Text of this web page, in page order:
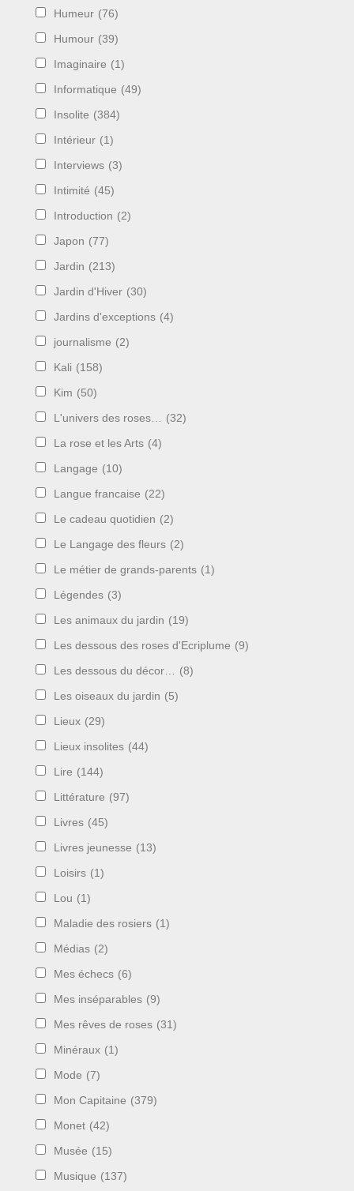
Humeur (76)
Humour (39)
Imaginaire (1)
Informatique (49)
Insolite (384)
Intérieur (1)
Interviews (3)
Intimité (45)
Introduction (2)
Japon (77)
Jardin (213)
Jardin d'Hiver (30)
Jardins d'exceptions (4)
journalisme (2)
Kali (158)
Kim (50)
L'univers des roses… (32)
La rose et les Arts (4)
Langage (10)
Langue francaise (22)
Le cadeau quotidien (2)
Le Langage des fleurs (2)
Le métier de grands-parents (1)
Légendes (3)
Les animaux du jardin (19)
Les dessous des roses d'Ecriplume (9)
Les dessous du décor… (8)
Les oiseaux du jardin (5)
Lieux (29)
Lieux insolites (44)
Lire (144)
Littérature (97)
Livres (45)
Livres jeunesse (13)
Loisirs (1)
Lou (1)
Maladie des rosiers (1)
Médias (2)
Mes échecs (6)
Mes inséparables (9)
Mes rêves de roses (31)
Minéraux (1)
Mode (7)
Mon Capitaine (379)
Monet (42)
Musée (15)
Musique (137)